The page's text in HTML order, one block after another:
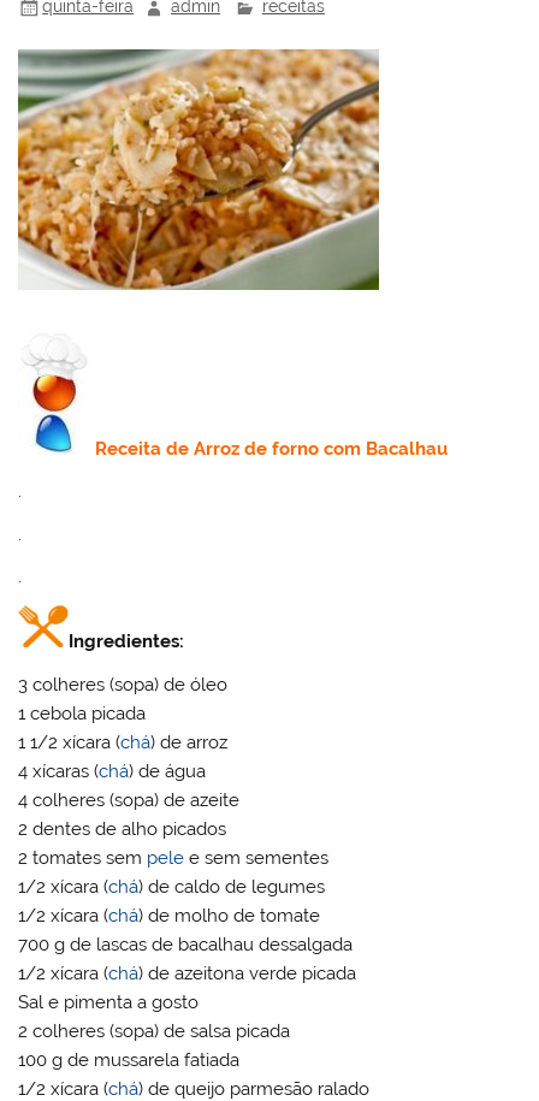
quinta-feira admin receitas
Receitade Arroz de forno com Bacalhau
.
.
Ingredientes:
3 colheres (sopa) de óleo
1 cebola picada
1 1/2 xícara (chá) de arroz
4 xícaras (chá) de água
4 colheres (sopa) de azeite
2 dentes de alho picados
2 tomates sem pele e sem sementes
1/2 xícara (chá) de caldo de legumes
1/2 xícara (chá) de molho de tomate
700 g de lascas de bacalhau dessalgada
1/2 xícara (chá) de azeitona verde picada
Sal e pimenta a gosto
2 colheres (sopa) de salsa picada
100 g de mussarela fatiada
1/2 xícara (chá) de queijo parmesão ralado